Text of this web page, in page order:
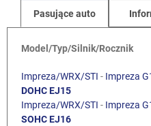
Pasujące auto
Model/Typ/Silnik/Rocznik
Impreza/WRX/STI - Impreza
DOHC EJ15
Impreza/WRX/STI - Impreza
SOHC EJ16